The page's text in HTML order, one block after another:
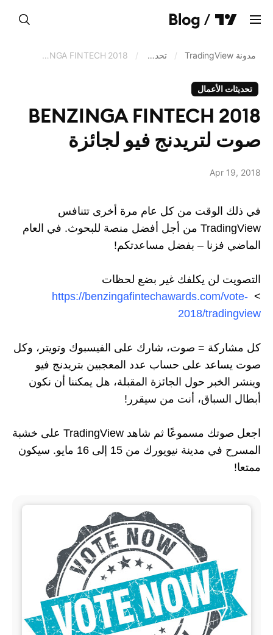
الرسوم البيانية
منصات الفلترة
التداول والوسطاء
البورصات - تدفق البيانات
تحديثات الأعمال
لغة العربية
العودة إلى TradingView
انتقل إلى الصفحة الرئيسية للمدونة
مدونة TradingView / تحديثات الأعمال / BENZINGA FINTECH 2018 صوت لتريدنج فيو لجائزة
تحديثات الأعمال
BENZINGA FINTECH 2018
صوت لتريدنج فيو لجائزة
Apr 19, 2018
في ذلك الوقت من كل عام مرة أخرى تتنافس
TradingView من أجل أفضل منصة للبحوث. في العام
الماضي فزنا – بفضل مساعدتكم!
التصويت لن يكلفك غير بضع لحظات
>
https://benzingafintechawards.com/vote-
2018/tradingview
كل مشاركة = صوت، شارك على الفيسبوك وتويتر، وكل
صوت يساعد على حساب عدد المعجبين بتريدنج فيو
وينشر الخبر حول الجائزة المقبلة، هل يمكننا أن نكون
أبطال السباق، أنت من سيقرر!
اجعل صوتك مسموعًا ثم شاهد TradingView على خشبة
المسرح في مدينة نيويورك من 15 إلى 16 مايو. سيكون
ممتعا!